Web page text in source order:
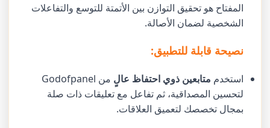
المفتاح هو تحقيق التوازن بين الأتمتة للتوسع والتفاعلات
الشخصية لضمان الأصالة.
نصيحة قابلة للتطبيق:
استخدم متابعين ذوي احتفاظ عالٍ
من Godofpanel
لتحسين المصداقية، ثم تفاعل مع تعليقات ذات صلة
بمجال تخصصك لتعميق العلاقات.